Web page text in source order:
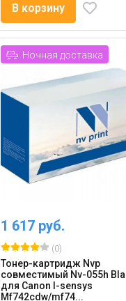
В корзину
Ночная доставка
1 617 руб.
(0)
Тонер-картридж Nvp
совместимый Nv-055h
для Canon I-sensys
Mf742cdw/mf74...